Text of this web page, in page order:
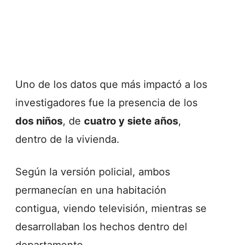
Uno de los datos que más impactó a los
investigadores fue la presencia de los
dos niños, de cuatro y siete años,
dentro de la vivienda.
Según la versión policial, ambos
permanecían en una habitación
contigua, viendo televisión, mientras se
desarrollaban los hechos dentro del